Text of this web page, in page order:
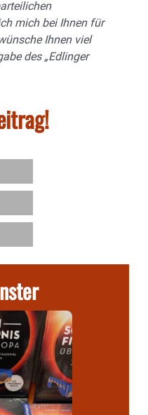
mich bei Ihnen für
Ihnen viel
des „Edlinger